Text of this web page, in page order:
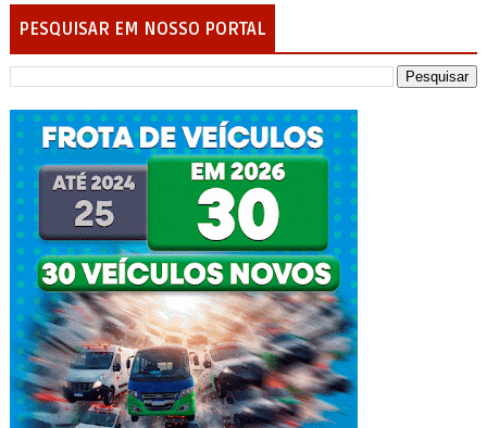
PESQUISAR EM NOSSO PORTAL